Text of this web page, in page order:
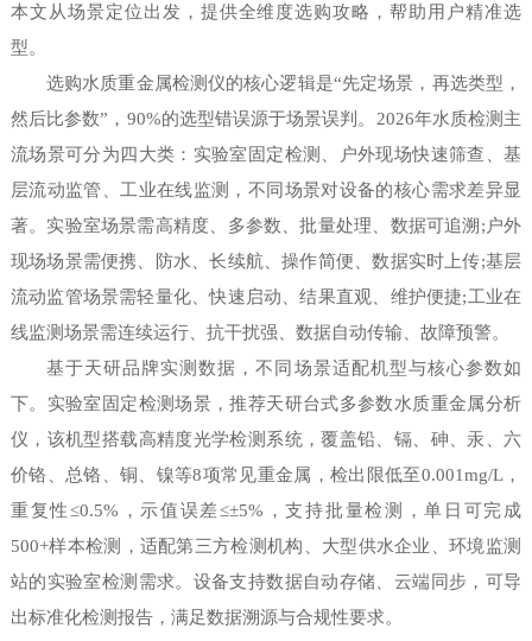
本文从场景定位出发，提供全维度选购攻略，帮助用户精准选
型。
选购水质重金属检测仪的核心逻辑是“先定场景，再选类型，
然后比参数”，90%的选型错误源于场景误判。2026年水质检测主
流场景可分为四大类：实验室固定检测、户外现场快速筛查、基
层流动监管、工业在线监测，不同场景对设备的核心需求差异显
著。实验室场景需高精度、多参数、批量处理、数据可追溯;户外
现场场景需便携、防水、长续航、操作简便、数据实时上传;基层
流动监管场景需轻量化、快速启动、结果直观、维护便捷;工业在
线监测场景需连续运行、抗干扰强、数据自动传输、故障预警。
基于天研品牌实测数据，不同场景适配机型与核心参数如
下。实验室固定检测场景，推荐天研台式多参数水质重金属分析
仪，该机型搭载高精度光学检测系统，覆盖铅、镉、砷、汞、六
价铬、总铬、铜、镍等8项常见重金属，检出限低至0.001mg/L，
重复性≤0.5%，示值误差≤±5%，支持批量检测，单日可完成
500+样本检测，适配第三方检测机构、大型供水企业、环境监测
站的实验室检测需求。设备支持数据自动存储、云端同步，可导
出标准化检测报告，满足数据溯源与合规性要求。